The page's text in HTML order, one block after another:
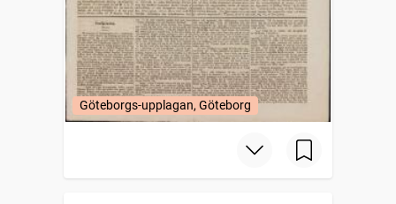
Göteborgs-upplagan, Göteborg